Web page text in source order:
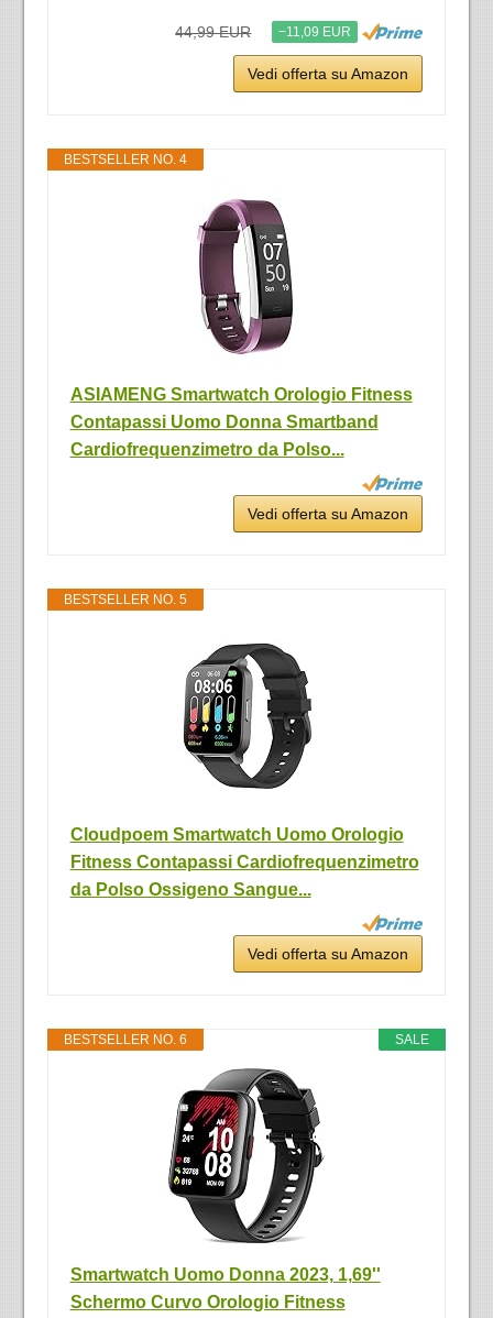
44,99 EUR −11,09 EUR
Vedi offerta su Amazon
BESTSELLER NO. 4
ASIAMENG Smartwatch Orologio Fitness
Contapassi Uomo Donna Smartband
Cardiofrequenzimetro da Polso...
Vedi offerta su Amazon
BESTSELLER NO. 5
Cloudpoem Smartwatch Uomo Orologio
Fitness Contapassi Cardiofrequenzimetro
da Polso Ossigeno Sangue...
Vedi offerta su Amazon
SALE
BESTSELLER NO. 6
Smartwatch Uomo Donna 2023, 1,69''
Schermo Curvo Orologio Fitness